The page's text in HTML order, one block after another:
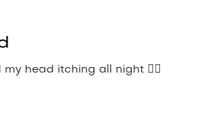
head itching all night 👎🏽